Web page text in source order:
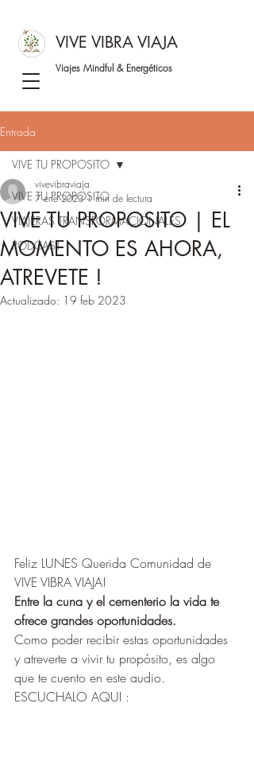
VIVE VIBRA VIAJA
Viajes Mindful & Energéticos
Entrada
VIVE TU PROPOSITO
VIAJERAS TRANSFORMACIONALES
PODCAST
VIVE TU PROPOSITO
VIVE TU PROPOSITO | EL
MOMENTO ES AHORA,
ATREVETE !
vivevibraviaja
7 ene 2023 1 min de lectura
Actualizado: 19 feb 2023
Feliz LUNES Querida Comunidad de
VIVE VIBRA VIAJA!
Entre la cuna y el cementerio la vida te
ofrece grandes oportunidades.
Como poder recibir estas oportunidades
y atreverte a vivir tu propósito, es algo
que te cuento en este audio.
ESCUCHALO AQUI :